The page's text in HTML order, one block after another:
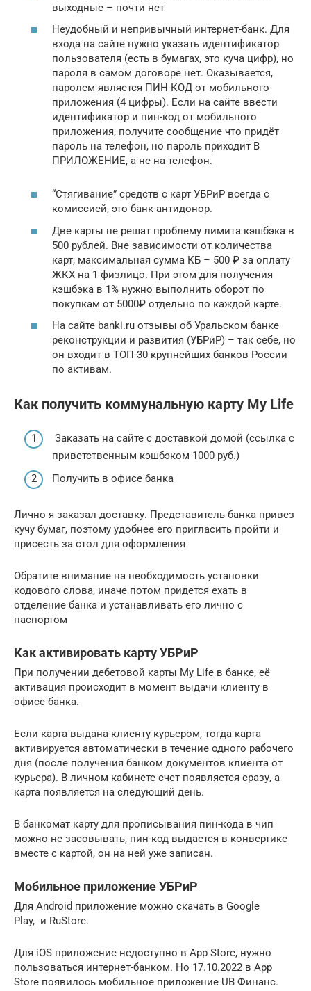
выходные – почти нет
Неудобный и непривычный интернет-банк. Для
входа на сайте нужно указать идентификатор
пользователя (есть в бумагах, это куча цифр), но
пароля в самом договоре нет. Оказывается,
паролем является ПИН-КОД от мобильного
приложения (4 цифры). Если на сайте ввести
идентификатор и пин-код от мобильного
приложения, получите сообщение что придёт
пароль на телефон, но пароль приходит В
ПРИЛОЖЕНИЕ, а не на телефон.
“Стягивание” средств с карт УБРиР всегда с
комиссией, это банк-антидонор.
Две карты не решат проблему лимита кэшбэка в
500 рублей. Вне зависимости от количества
карт, максимальная сумма КБ – 500 ₽ за оплату
ЖКХ на 1 физлицо. При этом для получения
кэшбэка в 1% нужно выполнить оборот по
покупкам от 5000₽ отдельно по каждой карте.
На сайте banki.ru отзывы об Уральском банке
реконструкции и развития (УБРиР) – так себе, но
он входит в ТОП-30 крупнейших банков России
по активам.
Как получить коммунальную карту My Life
Заказать на сайте с доставкой домой (ссылка с
приветственным кэшбэком 1000 руб.)
Получить в офисе банка
Лично я заказал доставку. Представитель банка привез
кучу бумаг, поэтому удобнее его пригласить пройти и
присесть за стол для оформления
Обратите внимание на необходимость установки
кодового слова, иначе потом придется ехать в
отделение банка и устанавливать его лично с
паспортом
Как активировать карту УБРиР
При получении дебетовой карты My Life в банке, её
активация происходит в момент выдачи клиенту в
офисе банка.
Если карта выдана клиенту курьером, тогда карта
активируется автоматически в течение одного рабочего
дня (после получения банком документов клиента от
курьера). В личном кабинете счет появляется сразу, а
карта появляется на следующий день.
В банкомат карту для прописывания пин-кода в чип
можно не засовывать, пин-код выдается в конвертике
вместе с картой, он на ней уже записан.
Мобильное приложение УБРиР
Для Android приложение можно скачать в Google
Play, и RuStore.
Для iOS приложение недоступно в App Store, нужно
пользоваться интернет-банком. Но 17.10.2022 в App
Store появилось мобильное приложение UB Финанс.